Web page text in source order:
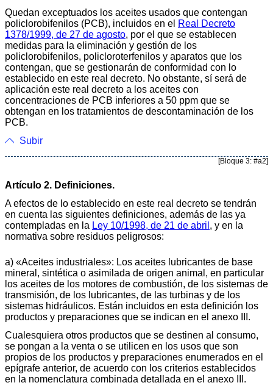
Quedan exceptuados los aceites usados que contengan
policlorobifenilos (PCB), incluidos en el Real Decreto
1378/1999, de 27 de agosto, por el que se establecen
medidas para la eliminación y gestión de los
policlorobifenilos, policloroterfenilos y aparatos que los
contengan, que se gestionarán de conformidad con lo
establecido en este real decreto. No obstante, sí será de
aplicación este real decreto a los aceites con
concentraciones de PCB inferiores a 50 ppm que se
obtengan en los tratamientos de descontaminación de los
PCB.
Subir
[Bloque 3: #a2]
Artículo 2. Definiciones.
A efectos de lo establecido en este real decreto se tendrán
en cuenta las siguientes definiciones, además de las ya
contempladas en la Ley 10/1998, de 21 de abril , y en la
normativa sobre residuos peligrosos:
a) «Aceites industriales»: Los aceites lubricantes de base
mineral, sintética o asimilada de origen animal, en particular
los aceites de los motores de combustión, de los sistemas de
transmisión, de los lubricantes, de las turbinas y de los
sistemas hidráulicos. Están incluidos en esta definición los
productos y preparaciones que se indican en el anexo III.
Cualesquiera otros productos que se destinen al consumo,
se pongan a la venta o se utilicen en los usos que son
propios de los productos y preparaciones enumerados en el
epígrafe anterior, de acuerdo con los criterios establecidos
en la nomenclatura combinada detallada en el anexo III.